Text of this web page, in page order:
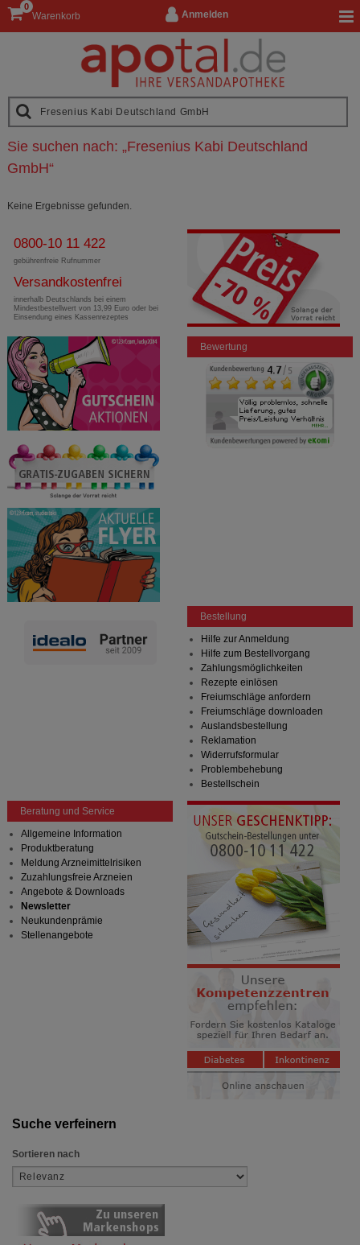
Anmelden
Warenkorb
0
Suche verfeinern
Sortieren nach
Sie suchen nach: „Fresenius Kabi Deutschland
GmbH“
Keine Ergebnisse gefunden.
0800-10 11 422
gebührenfreie Rufnummer
Versandkostenfrei
innerhalb Deutschlands bei einem
Mindestbestellwert von 13,99 Euro oder bei
Einsendung eines Kassenrezeptes
Bewertung
Bestellung
Hilfe zur Anmeldung
Hilfe zum Bestellvorgang
Zahlungsmöglichkeiten
Rezepte einlösen
Freiumschläge anfordern
Freiumschläge downloaden
Auslandsbestellung
Reklamation
Widerrufsformular
Problembehebung
Bestellschein
Beratung und Service
Allgemeine Information
Produktberatung
Meldung Arzneimittelrisiken
Zuzahlungsfreie Arzneien
Angebote & Downloads
Newsletter
Neukundenprämie
Stellenangebote